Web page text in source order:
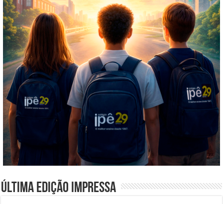
Última edição impressa